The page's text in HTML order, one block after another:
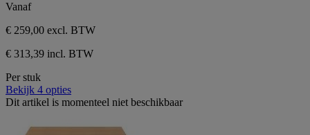
Vanaf
€ 259,00 excl. BTW
€ 313,39 incl. BTW
Per stuk
Bekijk 4 opties
Dit artikel is momenteel niet beschikbaar